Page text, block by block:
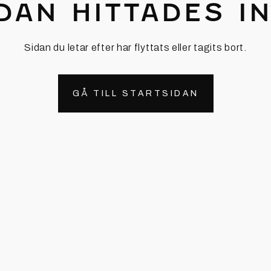
HITTADES
Sidan du letar efter har flyttats eller tagits bort.
GÅ TILL STARTSIDAN